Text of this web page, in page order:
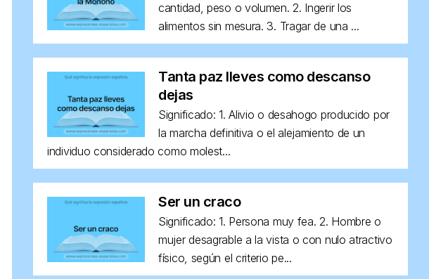
cantidad, peso o volumen. 2. Ingerir los
alimentos sin mesura. 3. Tragar de una ...
Tanta paz lleves como descanso
dejas
Significado: 1. Alivio o desahogo producido por
la marcha definitiva o el alejamiento de un
individuo considerado como molest...
Ser un craco
Significado: 1. Persona muy fea. 2. Hombre o
mujer desagrable a la vista o con nulo atractivo
físico, según el criterio pe...